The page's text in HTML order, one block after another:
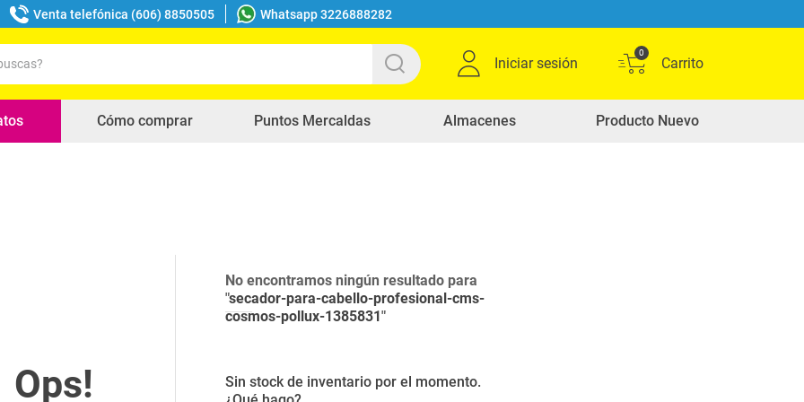
Venta telefónica (606) 8850505 Whatsapp 3226888282
Iniciar sesión
0
Cómo comprar Puntos Mercaldas Almacenes Producto Nuevo
No encontramos ningún resultado para
"secador-para-cabello-profesional-cms-
cosmos-pollux-1385831"
Sin stock de inventario por el momento.
buscados